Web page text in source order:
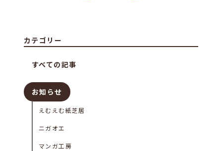
カテゴリー
すべての記事
お知らせ
えむえむ紙芝居
ニガオエ
マンガ工房